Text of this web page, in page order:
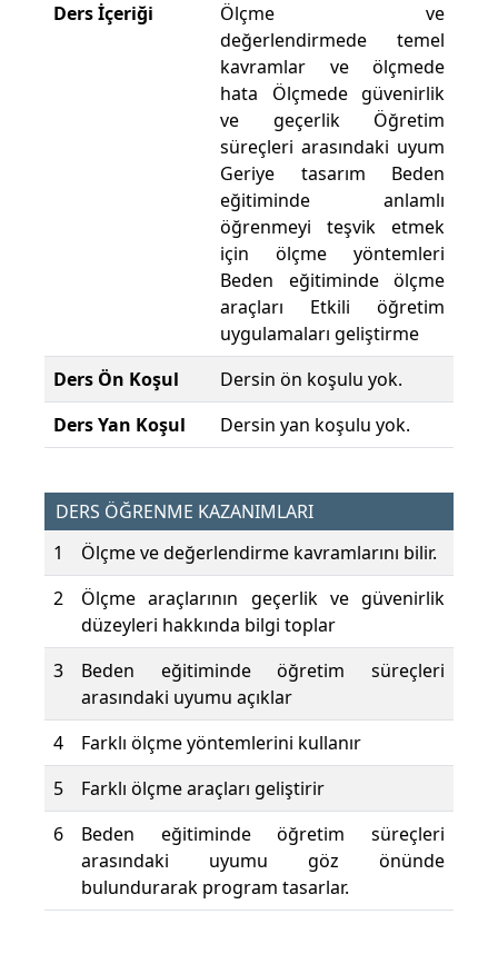
Ders İçeriği
Ölçme ve
değerlendirmede temel
kavramlar ve ölçmede
hata Ölçmede güvenirlik
ve geçerlik Öğretim
süreçleri arasındaki uyum
Geriye tasarım Beden
eğitiminde anlamlı
öğrenmeyi teşvik etmek
için ölçme yöntemleri
Beden eğitiminde ölçme
araçları Etkili öğretim
uygulamaları geliştirme
Ders Ön Koşul
Dersin ön koşulu yok.
Ders Yan Koşul
Dersin yan koşulu yok.
DERS ÖĞRENME KAZANIMLARI
1
Ölçme ve değerlendirme kavramlarını bilir.
2
Ölçme araçlarının geçerlik ve güvenirlik
düzeyleri hakkında bilgi toplar
3
Beden eğitiminde öğretim süreçleri
arasındaki uyumu açıklar
4
Farklı ölçme yöntemlerini kullanır
5
Farklı ölçme araçları geliştirir
6
Beden eğitiminde öğretim süreçleri
arasındaki uyumu göz önünde
bulundurarak program tasarlar.